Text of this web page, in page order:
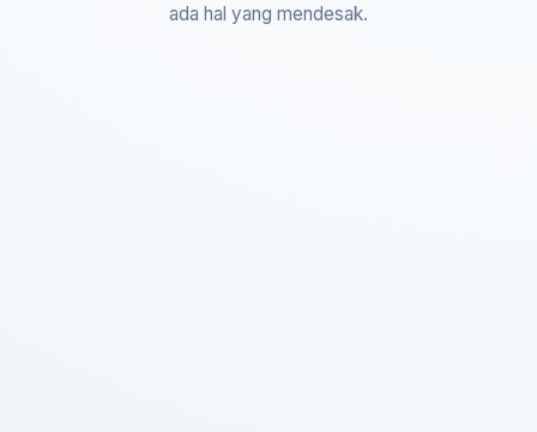
ada hal yang mendesak.